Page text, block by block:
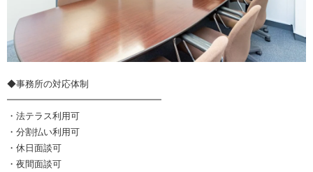
◆事務所の対応体制
━━━━━━━━━━━━━━━━━
・法テラス利用可
・分割払い利用可
・休日面談可
・夜間面談可